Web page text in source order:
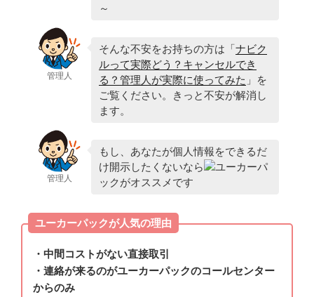
～
管理人
そんな不安をお持ちの方は「ナビク
ルって実際どう？キャンセルでき
る？管理人が実際に使ってみた 」を
ご覧ください。きっと不安が解消し
ます。
管理人
もし、あなたが個人情報をできるだ
け開示したくないなら
ユーカーパ
ックがオススメです
ユーカーパックが人気の理由
・中間コストがない直接取引
・連絡が来るのがユーカーパックのコールセンター
からのみ